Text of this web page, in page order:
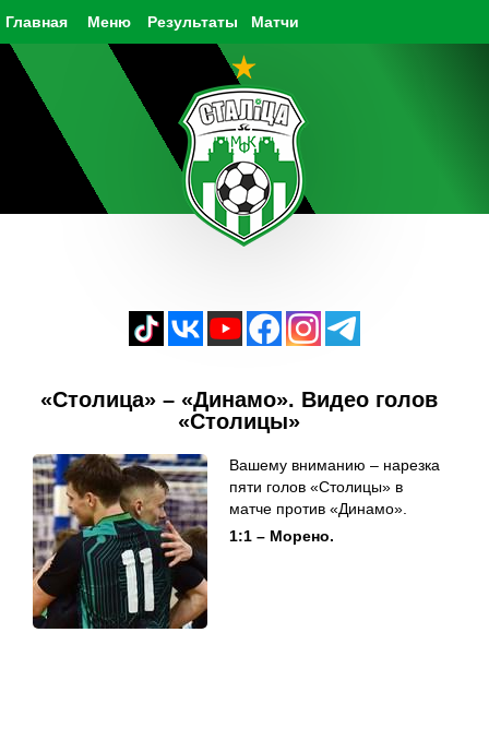
Главная Результаты Матчи
Меню
«Столица» – «Динамо». Видео голов
«Столицы»
Вашему вниманию – нарезка
пяти голов «Столицы» в
матче против «Динамо».
1:1 – Морено.